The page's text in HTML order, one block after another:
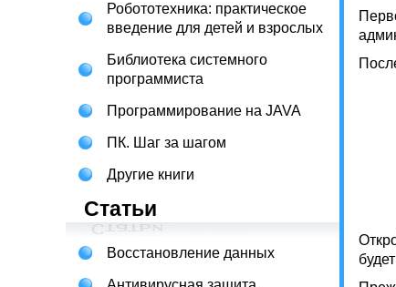
Робототехника: практическое
введение для детей и взрослых
Библиотека системного
программиста
Программирование на JAVA
ПК. Шаг за шагом
Другие книги
Статьи
Восстановление данных